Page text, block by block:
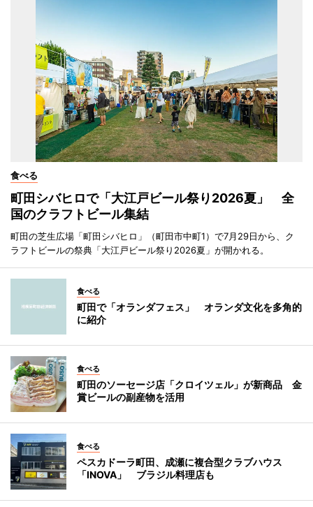
食べる
町田シバヒロで「大江戸ビール祭り2026夏」 全
国のクラフトビール集結
町田の芝生広場「町田シバヒロ」（町田市中町1）で7月29日から、ク
ラフトビールの祭典「大江戸ビール祭り2026夏」が開かれる。
食べる
町田で「オランダフェス」 オランダ文化を多角的
に紹介
食べる
町田のソーセージ店「クロイツェル」が新商品 金
賞ビールの副産物を活用
食べる
ペスカドーラ町田、成瀬に複合型クラブハウス
「INOVA」 ブラジル料理店も